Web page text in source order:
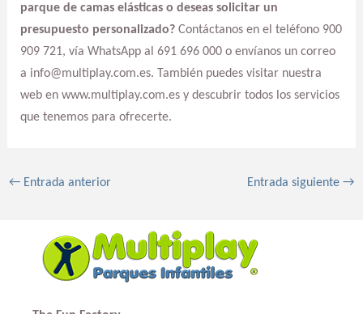
parque de camas elásticas o deseas solicitar un
presupuesto personalizado?Contáctanos en el teléfono 900
909 721, vía WhatsApp al 691 696 000 o envíanos un correo
a info@multiplay.com.es. También puedes visitar nuestra
web en www.multiplay.com.es y descubrir todos los servicios
que tenemos para ofrecerte.
←Entrada anterior Entrada siguiente→